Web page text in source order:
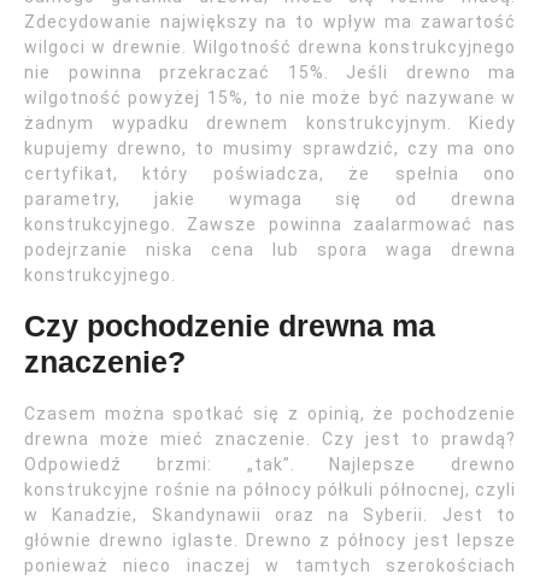
Zdecydowanie największy na to wpływ ma zawartość
wilgoci w drewnie. Wilgotność drewna konstrukcyjnego
nie powinna przekraczać 15%. Jeśli drewno ma
wilgotność powyżej 15%, to nie może być nazywane w
żadnym wypadku drewnem konstrukcyjnym. Kiedy
kupujemy drewno, to musimy sprawdzić, czy ma ono
certyfikat, który poświadcza, że spełnia ono
parametry, jakie wymaga się od drewna
konstrukcyjnego. Zawsze powinna zaalarmować nas
podejrzanie niska cena lub spora waga drewna
konstrukcyjnego.
Czy pochodzenie drewna ma
znaczenie?
Czasem można spotkać się z opinią, że pochodzenie
drewna może mieć znaczenie. Czy jest to prawdą?
Odpowiedź brzmi: „tak”. Najlepsze drewno
konstrukcyjne rośnie na północy półkuli północnej, czyli
w Kanadzie, Skandynawii oraz na Syberii. Jest to
głównie drewno iglaste. Drewno z północy jest lepsze
ponieważ nieco inaczej w tamtych szerokościach